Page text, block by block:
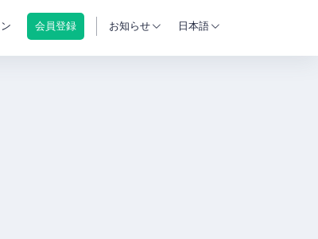
会員登録 お知らせ 日本語